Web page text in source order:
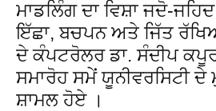
ਮਾਡਲਿੰਗ ਦਾ ਵਿਸ਼ਾ ਜਦੋ-
ਇੱਛਾ, ਬਚਪਨ ਅਤੇ ਜਿੱਤ
ਦੇ ਕੰਪਟਰੋਲਰ ਡਾ. ਸੰਦੀਪ
ਸਮਾਰੋਹ ਸਮੇਂ ਯੂਨੀਵਰਸਿਟੀ
ਸ਼ਾਮਲ ਹੋਏ ।